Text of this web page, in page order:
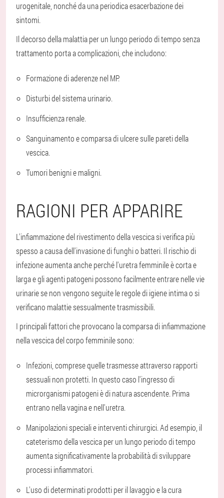
urogenitale, nonché da una periodica esacerbazione dei
sintomi.
Il decorso della malattia per un lungo periodo di tempo senza
trattamento porta a complicazioni, che includono:
Formazione di aderenze nel MP.
Disturbi del sistema urinario.
Insufficienza renale.
Sanguinamento e comparsa di ulcere sulle pareti della
vescica.
Tumori benigni e maligni.
RAGIONI PER APPARIRE
L'infiammazione del rivestimento della vescica si verifica più
spesso a causa dell'invasione di funghi o batteri. Il rischio di
infezione aumenta anche perché l'uretra femminile è corta e
larga e gli agenti patogeni possono facilmente entrare nelle vie
urinarie se non vengono seguite le regole di igiene intima o si
verificano malattie sessualmente trasmissibili.
I principali fattori che provocano la comparsa di infiammazione
nella vescica del corpo femminile sono:
Infezioni, comprese quelle trasmesse attraverso rapporti
sessuali non protetti. In questo caso l'ingresso di
microrganismi patogeni è di natura ascendente. Prima
entrano nella vagina e nell'uretra.
Manipolazioni speciali e interventi chirurgici. Ad esempio, il
cateterismo della vescica per un lungo periodo di tempo
aumenta significativamente la probabilità di sviluppare
processi infiammatori.
L'uso di determinati prodotti per il lavaggio e la cura